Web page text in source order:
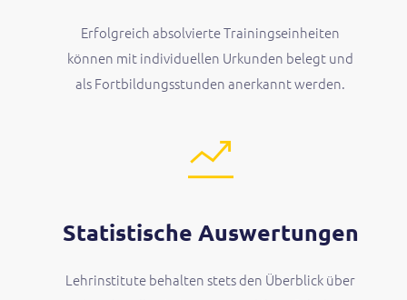
Erfolgreich absolvierte Trainingseinheiten
können mit individuellen Urkunden belegt und
als Fortbildungsstunden anerkannt werden.
Statistische Auswertungen
Lehrinstitute behalten stets den Überblick über